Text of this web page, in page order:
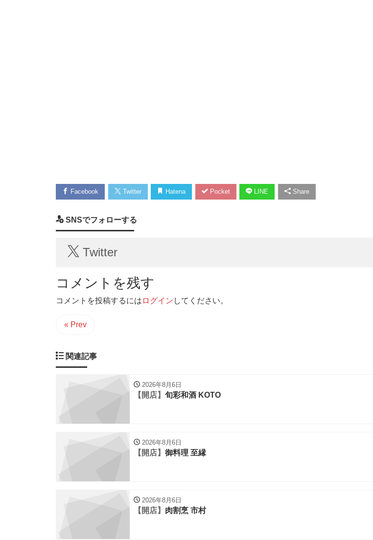
Facebook Twitter Hatena Pocket LINE Share
SNSでフォローする
Twitter
コメントを残す
コメントを投稿するには ログイン してください。
« Prev
関連記事
2026年8月6日
【開店】 旬彩和酒 KOTO
2026年8月6日
【開店】 御料理 至縁
2026年8月6日
【開店】 肉割烹 市村